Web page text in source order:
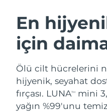
En
için
Ölü cilt hücrelerini
hijyenik, seyahat
fırçası. LUNATM
mini
yağın %99'unu
LUNA™
Anti-aging
BEAR™
Avusturya
Bahreyn
Belçika
Bermuda